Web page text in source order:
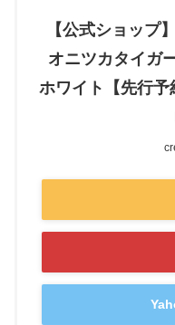
【公式ショッ
オニツカタイガ
ホワイト【先行